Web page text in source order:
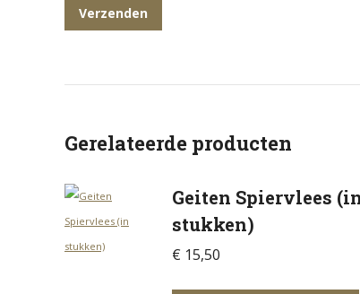
Gerelateerde producten
Geiten Spiervlees
stukken)
€ 15,50